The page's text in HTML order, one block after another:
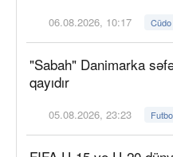
06.08.2026, 10:17 Cüdo
"Sabah" Danimarka
qayıdır
05.08.2026, 23:23